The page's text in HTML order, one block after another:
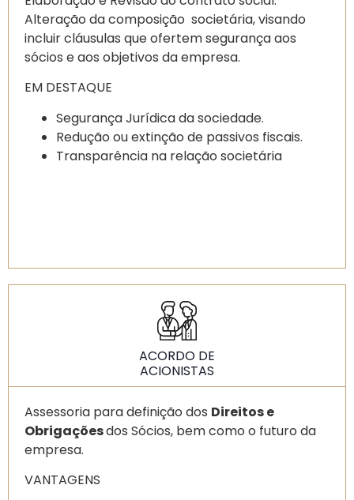
Alteração da composição societária, visando
incluir cláusulas que ofertem segurança aos
sócios e aos objetivos da empresa.
EM DESTAQUE
Segurança Jurídica da sociedade.
Redução ou extinção de passivos fiscais.
Transparência na relação societária
ACORDO DE
ACIONISTAS
Assessoria para definição dos Direitos e
Obrigaçõesdos Sócios, bem como o futuro da
empresa.
VANTAGENS